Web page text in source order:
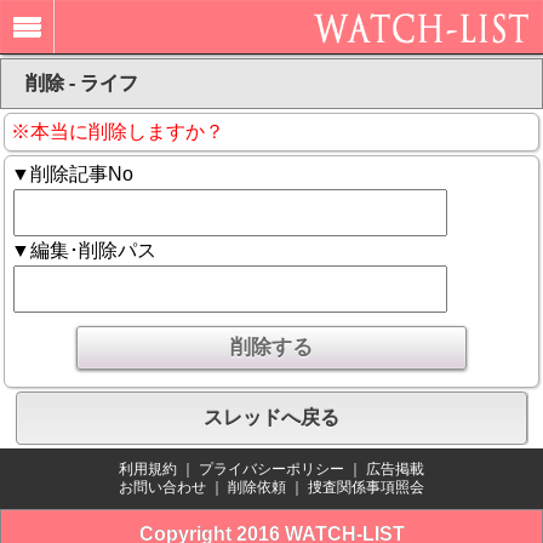
削除 - ライフ
※本当に削除しますか？
▼削除記事No
▼編集･削除パス
スレッドへ戻る
利用規約 プライバシーポリシー
広告掲載
お問い合わせ
削除依頼 捜査関係事項照会
Copyright 2016 WATCH-LIST